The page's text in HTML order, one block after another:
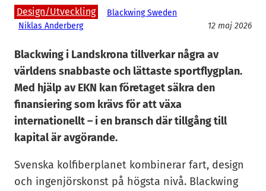
Design/Utveckling
Blackwing Sweden
Niklas Anderberg
12 maj 2026
Blackwing i Landskrona tillverkar några av
världens snabbaste och lättaste sportflygplan.
Med hjälp av EKN kan företaget säkra den
finansiering som krävs för att växa
internationellt – i en bransch där tillgång till
kapital är avgörande.
Svenska kolfiberplanet kombinerar fart, design
och ingenjörskonst på högsta nivå. Blackwing